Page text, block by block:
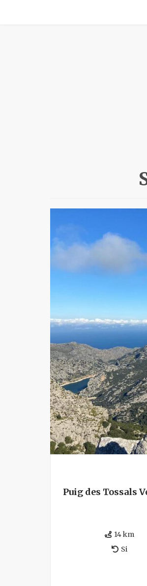
Puig des Tossals
14 km
Si